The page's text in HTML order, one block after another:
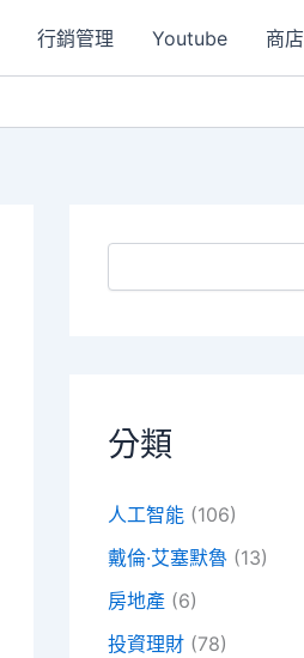
行銷管理 Youtube 商店
搜尋
分類
人工智能 (106)
戴倫·艾塞默魯 (13)
房地產 (6)
投資理財 (78)